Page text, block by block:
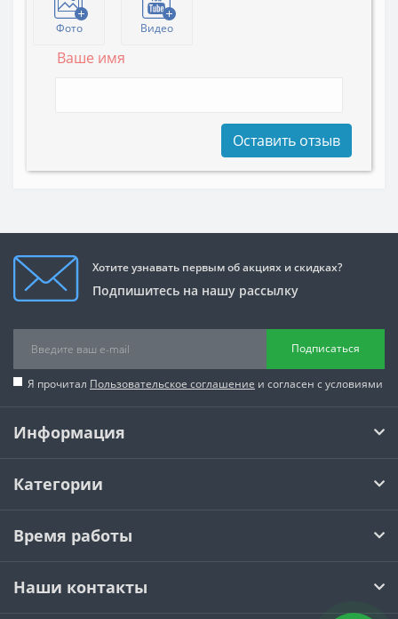
Фото Видео
Ваше имя
Оставить отзыв
Хотите узнавать первым об акциях и скидках?
Подпишитесь на нашу рассылку
Подписаться
Я прочитал Пользовательское соглашение и согласен с условиями
Информация
Категории
Время работы
Наши контакты